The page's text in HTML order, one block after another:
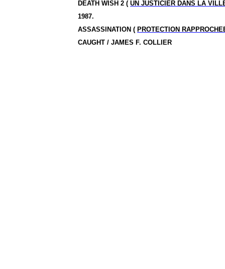
DEATH WISH 2 (UN JUSTICIER DANS LA
1987.
ASSASSINATION ( PROTECTION
CAUGHT / JAMES F. COLLIER